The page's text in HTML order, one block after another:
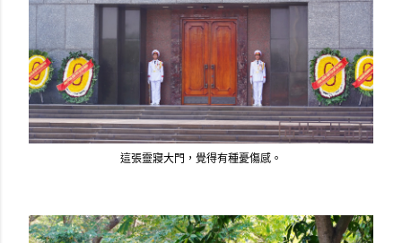
這張靈寢大門，覺得有種憂傷感。